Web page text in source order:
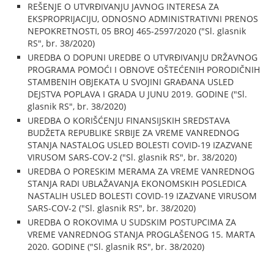
REŠENJE O UTVRĐIVANJU JAVNOG INTERESA ZA
EKSPROPRIJACIJU, ODNOSNO ADMINISTRATIVNI PRENOS
NEPOKRETNOSTI, 05 BROJ 465-2597/2020 ("Sl. glasnik
RS", br. 38/2020)
UREDBA O DOPUNI UREDBE O UTVRĐIVANJU DRŽAVNOG
PROGRAMA POMOĆI I OBNOVE OŠTEĆENIH PORODIČNIH
STAMBENIH OBJEKATA U SVOJINI GRAĐANA USLED
DEJSTVA POPLAVA I GRADA U JUNU 2019. GODINE ("Sl.
glasnik RS", br. 38/2020)
UREDBA O KORIŠĆENJU FINANSIJSKIH SREDSTAVA
BUDŽETA REPUBLIKE SRBIJE ZA VREME VANREDNOG
STANJA NASTALOG USLED BOLESTI COVID-19 IZAZVANE
VIRUSOM SARS-COV-2 ("Sl. glasnik RS", br. 38/2020)
UREDBA O PORESKIM MERAMA ZA VREME VANREDNOG
STANJA RADI UBLAŽAVANJA EKONOMSKIH POSLEDICA
NASTALIH USLED BOLESTI COVID-19 IZAZVANE VIRUSOM
SARS-COV-2 ("Sl. glasnik RS", br. 38/2020)
UREDBA O ROKOVIMA U SUDSKIM POSTUPCIMA ZA
VREME VANREDNOG STANJA PROGLAŠENOG 15. MARTA
2020. GODINE ("Sl. glasnik RS", br. 38/2020)